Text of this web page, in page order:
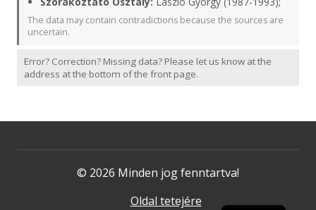
The data may contain contradictions because the sources are
uncertain.
Error? Correction? Missing data? Please let us know at the
address at the bottom of the front page.
© 2026 Minden jog fenntartva!
Oldal tetejére